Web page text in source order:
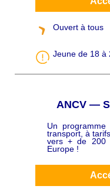
Ouvert à tous
Jeune de 18 à
ANCV —
Un
transport, à
vers + de 200
Europe !